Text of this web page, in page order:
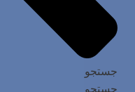
جستجو
جستجو